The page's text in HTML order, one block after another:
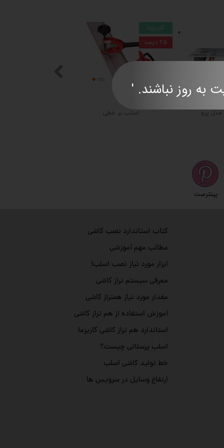
اسلب بر خطی
کاریزما
۲۵ درصد
مدل پرو
پینترست
کتاب استاندارد نصب کاشی
مطالب مهم آموزشی
ابزار مورد نیاز نصب اسلب!
معرفی سیستم تراز کاشی
مقدار مورد نیاز همتراز کاشی
آموزش استفاده از هم تراز کاشی
استاندارد هم تراز کاشی کاریزما
اسلب پرسلانی چیست؟
خط تولید کاشی اسلب
ارتفاع وسایل در سرویس ها
به روز نباشند. '​​​​​​​​​​​​​​